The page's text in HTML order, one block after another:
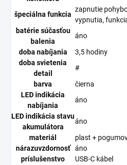
špeciálna funkcia
zapnutie
vypnutia,
batérie súčasťou
balenia
áno
doba nabíjania
3,5 hodiny
doba svietenia
detail
#
barva
čierna
LED indikácia
nabíjania
áno
LED indikácia stavu
akumulátora
áno
materiál
plast +
nárazuvzdornosť áno
príslušenstvo
USB-C kábel